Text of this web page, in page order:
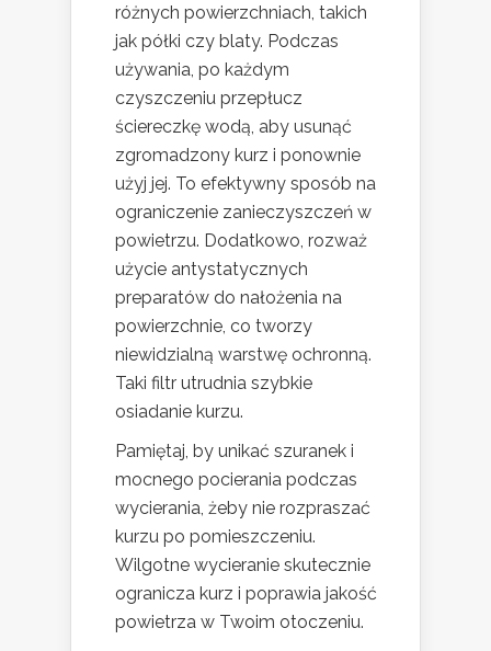
różnych powierzchniach, takich
jak półki czy blaty. Podczas
używania, po każdym
czyszczeniu przepłucz
ściereczkę wodą, aby usunąć
zgromadzony kurz i ponownie
użyj jej. To efektywny sposób na
ograniczenie zanieczyszczeń w
powietrzu. Dodatkowo, rozważ
użycie antystatycznych
preparatów do nałożenia na
powierzchnie, co tworzy
niewidzialną warstwę ochronną.
Taki filtr utrudnia szybkie
osiadanie kurzu.
Pamiętaj, by unikać szuranek i
mocnego pocierania podczas
wycierania, żeby nie rozpraszać
kurzu po pomieszczeniu.
Wilgotne wycieranie skutecznie
ogranicza kurz i poprawia jakość
powietrza w Twoim otoczeniu.